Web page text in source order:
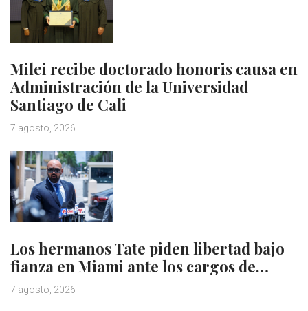
Milei recibe doctorado honoris causa en
Administración de la Universidad
Santiago de Cali
7 agosto, 2026
Los hermanos Tate piden libertad bajo
fianza en Miami ante los cargos de…
7 agosto, 2026